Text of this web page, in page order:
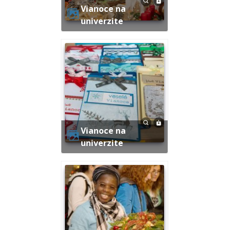
Vianoce na
univerzite
Vianoce na
univerzite